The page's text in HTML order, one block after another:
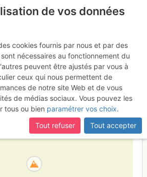
Lupi
Bergamasques Province de Sondrio
de vos données
cookies fournis par nous et par des
nécessaires au fonctionnement du
peuvent être ajustés par vous à
ceux qui nous permettent de
de notre site Web et de vous
de médias sociaux. Vous pouvez les
tous ou bien paramétrer vos choix.
Tout refuser
Tout accepter